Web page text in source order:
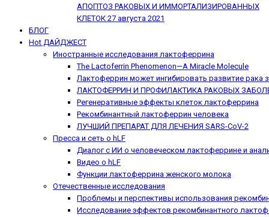
АПОПТОЗ РАКОВЫХ И ИММОРТАЛИЗИРОВАННЫХ
КЛЕТОК 27 августа 2021
БЛОГ
Hot ДАЙДЖЕСТ
Иностранные исследования лактоферрина
The Lactoferrin Phenomenon—A Miracle Molecule
Лактоферрин может ингибировать развитие
ЛАКТОФЕРРИН И ПРОФИЛАКТИКА РАКОВЫХ
Регенеративные эффекты клеток лактоферрина
Рекомбинантный лактоферрин человека
ЛУЧШИЙ ПРЕПАРАТ ДЛЯ ЛЕЧЕНИЯ SARS-CoV-2
Пресса и сеть о hLF
Диалог с ИИ о человеческом лактоферрине и
Видео о hLF
Функции лактоферрина женского молока
Отечественные исследования
Проблемы и перспективы использования
Исследование эффектов рекомбинантного